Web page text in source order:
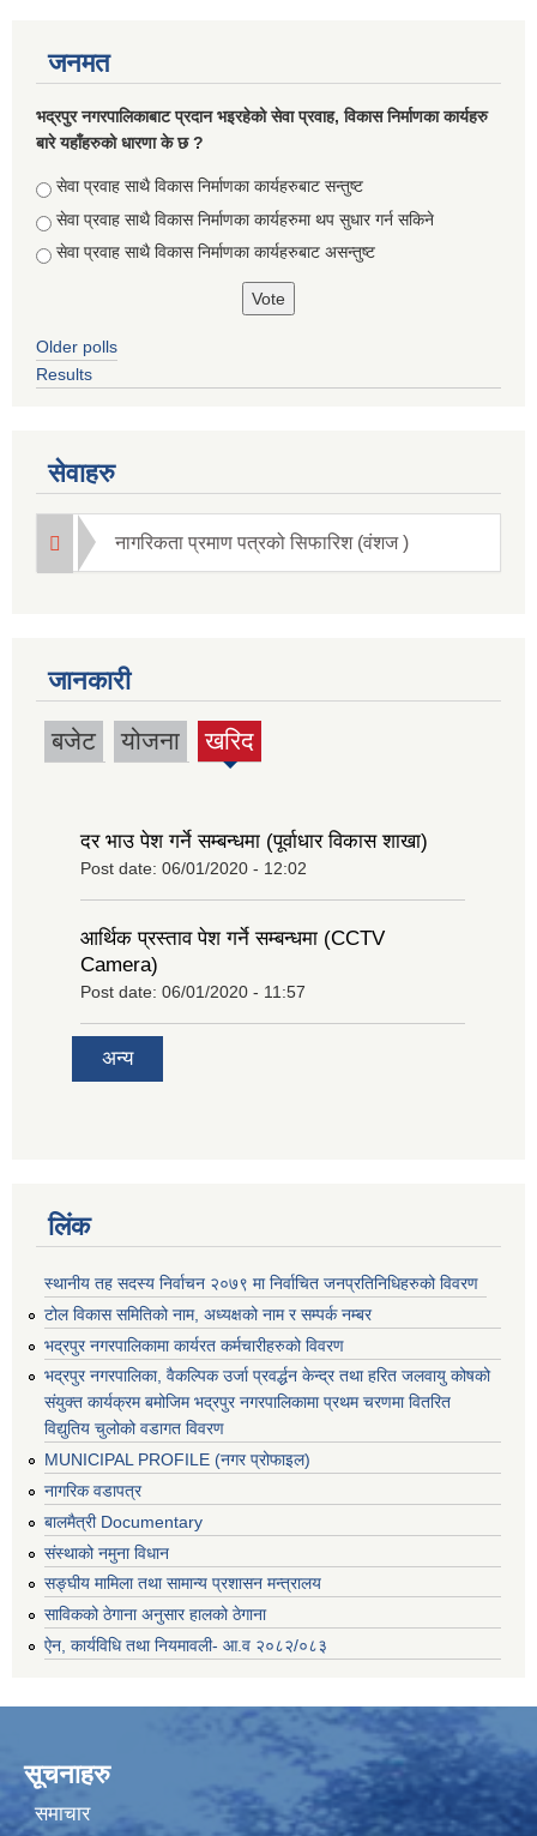
जनमत
भद्रपुर नगरपालिकाबाट प्रदान भइरहेको सेवा प्रवाह, विकास निर्माणका कार्यहरु
बारे यहाँहरुको धारणा के छ ?
Choices
सेवा प्रवाह साथै विकास निर्माणका कार्यहरुबाट सन्तुष्ट
सेवा प्रवाह साथै विकास निर्माणका कार्यहरुमा थप सुधार गर्न सकिने
सेवा प्रवाह साथै विकास निर्माणका कार्यहरुबाट असन्तुष्ट
Older polls
Results
सेवाहरु
नागरिकता प्रमाण पत्रको सिफारिश (वंशज )
जानकारी
बजेट योजना खरिद
(active
दर भाउ पेश गर्ने सम्बन्धमा (पूर्वाधार विकास शाखा)
Post date: 06/01/2020 - 12:02
आर्थिक प्रस्ताव पेश गर्ने सम्बन्धमा (CCTV
Camera)
Post date: 06/01/2020 - 11:57
अन्य
लिंक
स्थानीय तह सदस्य निर्वाचन २०७९ मा निर्वाचित जनप्रतिनिधिहरुको विवरण
टोल विकास समितिको नाम, अध्यक्षको नाम र सम्पर्क नम्बर
भद्रपुर नगरपालिकामा कार्यरत कर्मचारीहरुको विवरण
भद्रपुर नगरपालिका, वैकल्पिक उर्जा प्रवर्द्धन केन्द्र तथा हरित जलवायु कोषको
संयुक्त कार्यक्रम बमोजिम भद्रपुर नगरपालिकामा प्रथम चरणमा वितरित
विद्युतिय चुलोको वडागत विवरण
MUNICIPAL PROFILE (नगर प्रोफाइल)
नागरिक वडापत्र
बालमैत्री Documentary
संस्थाको नमुना विधान
सङ्घीय मामिला तथा सामान्य प्रशासन मन्त्रालय
साविकको ठेगाना अनुसार हालको ठेगाना
ऐन, कार्यविधि तथा नियमावली- आ.व २०८२/०८३
सूचनाहरु
समाचार